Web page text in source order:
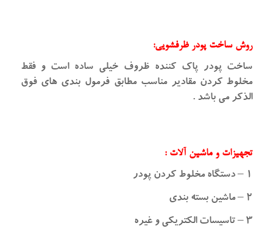
روش ساخت پودر ظرفشویی:
ساخت پودر پاک کننده ظروف خیلی ساده است و فقط
مخلوط کردن مقادیر مناسب مطابق فرمول بندی های فوق
الذکر می باشد .
تجهیزات و ماشین آلات :
۱ – دستگاه مخلوط کردن پودر
۲ – ماشین بسته بندی
۳ – تاسیسات الکتریکی و غیره